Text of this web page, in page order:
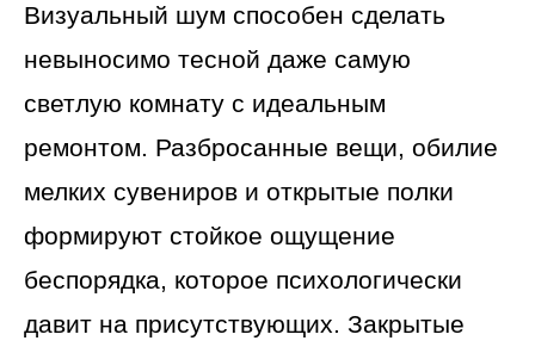
Визуальный шум способен сделать
невыносимо тесной даже самую
светлую комнату с идеальным
ремонтом. Разбросанные вещи, обилие
мелких сувениров и открытые полки
формируют стойкое ощущение
беспорядка, которое психологически
давит на присутствующих. Закрытые